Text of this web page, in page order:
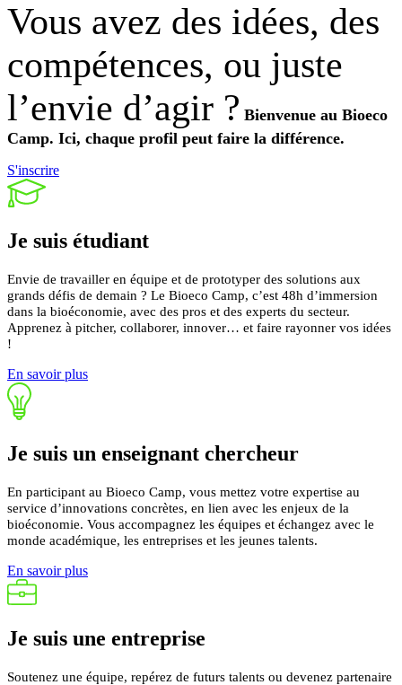
Vous avez des idées, des
compétences, ou juste
l’envie d’agir ? Bienvenue au Bioeco
Camp. Ici, chaque profil peut faire la différence.
S'inscrire
Je suis étudiant
Envie de travailler en équipe et de prototyper des solutions aux
grands défis de demain ? Le Bioeco Camp, c’est 48h d’immersion
dans la bioéconomie, avec des pros et des experts du secteur.
Apprenez à pitcher, collaborer, innover… et faire rayonner vos idées
!
En savoir plus
Je suis un enseignant chercheur
En participant au Bioeco Camp, vous mettez votre expertise au
service d’innovations concrètes, en lien avec les enjeux de la
bioéconomie. Vous accompagnez les équipes et échangez avec le
monde académique, les entreprises et les jeunes talents.
En savoir plus
Je suis une entreprise
Soutenez une équipe, repérez de futurs talents ou devenez partenaire